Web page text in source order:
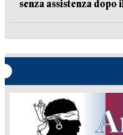
senza assistenza